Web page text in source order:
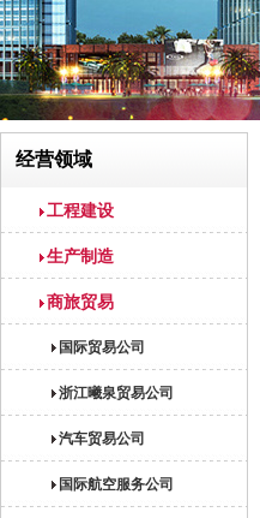
经营领域
工程建设
生产制造
商旅贸易
国际贸易公司
浙江曦泉贸易公司
汽车贸易公司
国际航空服务公司